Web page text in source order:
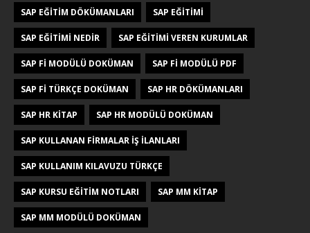
SAP EĞITIM DÖKÜMANLARI SAP EĞITIMI
SAP EĞITIMI NEDIR SAP EĞITIMI VEREN KURUMLAR
SAP FI MODÜLÜ DOKÜMAN SAP FI MODÜLÜ PDF
SAP FI TÜRKÇE DOKÜMAN SAP HR DÖKÜMANLARI
SAP HR KITAP SAP HR MODÜLÜ DOKÜMAN
SAP KULLANAN FIRMALAR IŞ ILANLARI
SAP KULLANIM KILAVUZU TÜRKÇE
SAP KURSU EĞITIM NOTLARI SAP MM KITAP
SAP MM MODÜLÜ DOKÜMAN